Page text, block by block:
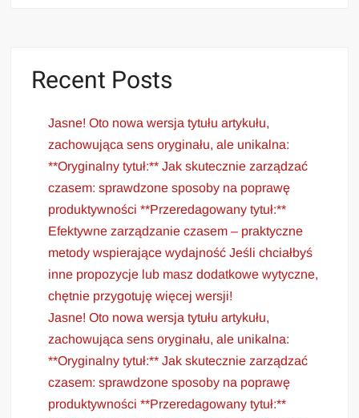
Recent Posts
Jasne! Oto nowa wersja tytułu artykułu,
zachowująca sens oryginału, ale unikalna:
**Oryginalny tytuł:** Jak skutecznie zarządzać
czasem: sprawdzone sposoby na poprawę
produktywności **Przeredagowany tytuł:**
Efektywne zarządzanie czasem – praktyczne
metody wspierające wydajność Jeśli chciałbyś
inne propozycje lub masz dodatkowe wytyczne,
chętnie przygotuję więcej wersji!
Jasne! Oto nowa wersja tytułu artykułu,
zachowująca sens oryginału, ale unikalna:
**Oryginalny tytuł:** Jak skutecznie zarządzać
czasem: sprawdzone sposoby na poprawę
produktywności **Przeredagowany tytuł:**